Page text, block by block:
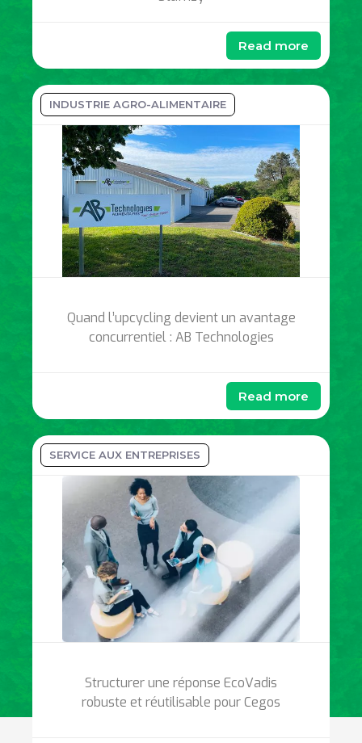
Read more
INDUSTRIE AGRO-ALIMENTAIRE
Quand l’upcycling devient un avantage
concurrentiel : AB Technologies
Read more
SERVICE AUX ENTREPRISES
Structurer une réponse EcoVadis
robuste et réutilisable pour Cegos